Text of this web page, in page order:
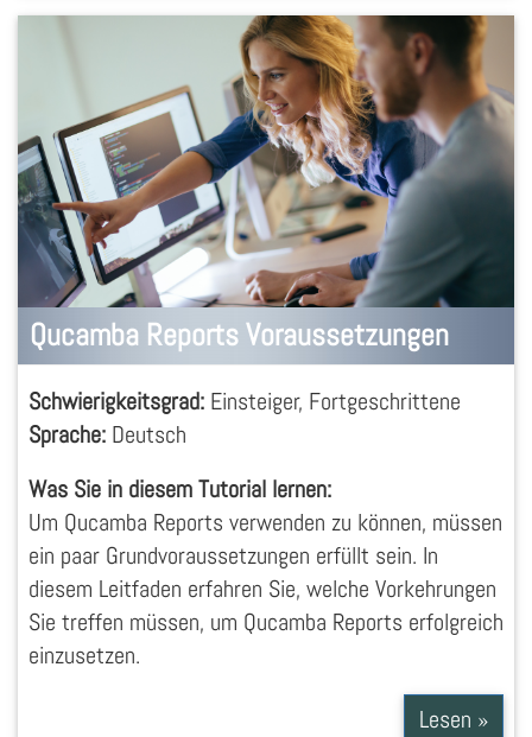
Qucamba Reports Voraussetzungen
Schwierigkeitsgrad: Einsteiger, Fortgeschrittene
Sprache: Deutsch
Was Sie in diesem Tutorial lernen:
Um Qucamba Reports verwenden zu können, müssen
ein paar Grundvoraussetzungen erfüllt sein. In
diesem Leitfaden erfahren Sie, welche Vorkehrungen
Sie treffen müssen, um Qucamba Reports erfolgreich
einzusetzen.
Lesen »